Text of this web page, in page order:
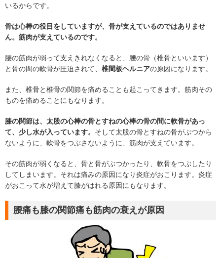
いるからです。
骨は心棒の役目をしていますが、骨が支えているのではありませ
ん。筋肉が支えているのです。
腰の筋肉が弱って支えきれなくなると、腰の骨（椎骨といいます）
と骨の間の軟骨が圧迫されて、 椎間板ヘルニアの原因になります。
また、椎骨と椎骨の関節を痛めることも起こってきます。筋肉その
ものを痛めることにもなります。
膝の関節は、太股の心棒の骨とすねの心棒の骨の間に軟骨があっ
て、少し水が入っています。 そして太股の骨とすねの骨がぶつから
ないように、軟骨をつぶさないように、筋肉が支えています。
その筋肉が弱くなると、骨と骨がぶつかったり、軟骨をつぶしたり
してしまいます。それは痛みの原因になり炎症がおこります。炎症
がおこって水が増えて膝がはれる原因にもなります。
腰痛も膝の関節痛も筋肉の衰えが原因